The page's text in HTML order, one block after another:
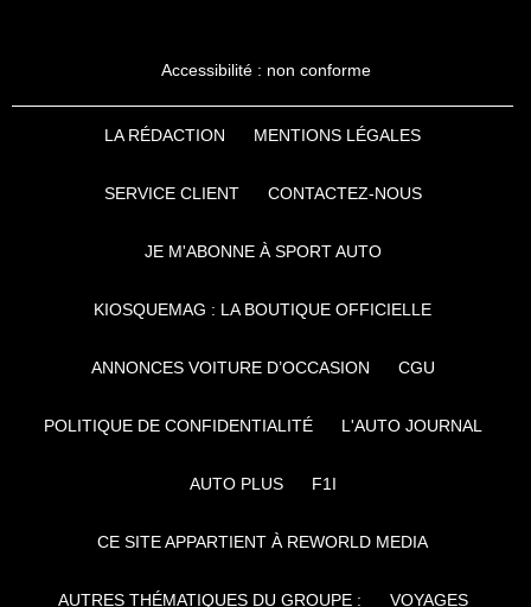
Accessibilité : non conforme
LA RÉDACTION MENTIONS LÉGALES
SERVICE CLIENT CONTACTEZ-NOUS
JE M'ABONNE À SPORT AUTO
KIOSQUEMAG : LA BOUTIQUE OFFICIELLE
ANNONCES VOITURE D’OCCASION CGU
POLITIQUE DE CONFIDENTIALITÉ L'AUTO JOURNAL
AUTO PLUS F1I
CE SITE APPARTIENT À REWORLD MEDIA
AUTRES THÉMATIQUES DU GROUPE : VOYAGES